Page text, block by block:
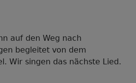
auf den Weg nach
begleitet von dem
Wir singen das nächste Lied.